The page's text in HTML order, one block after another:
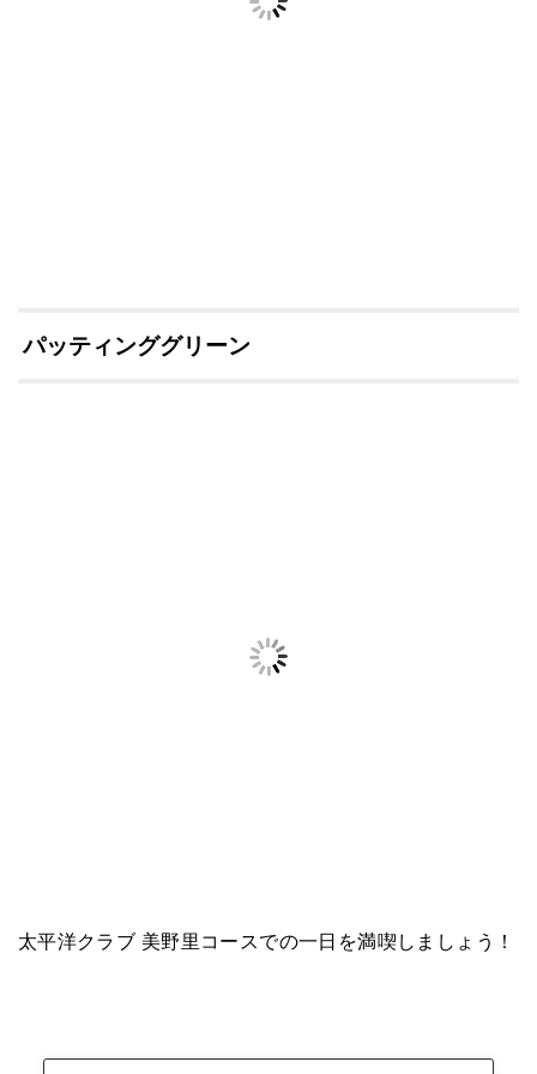
パッティンググリーン
太平洋クラブ 美野里コースでの一日を満喫しましょう！